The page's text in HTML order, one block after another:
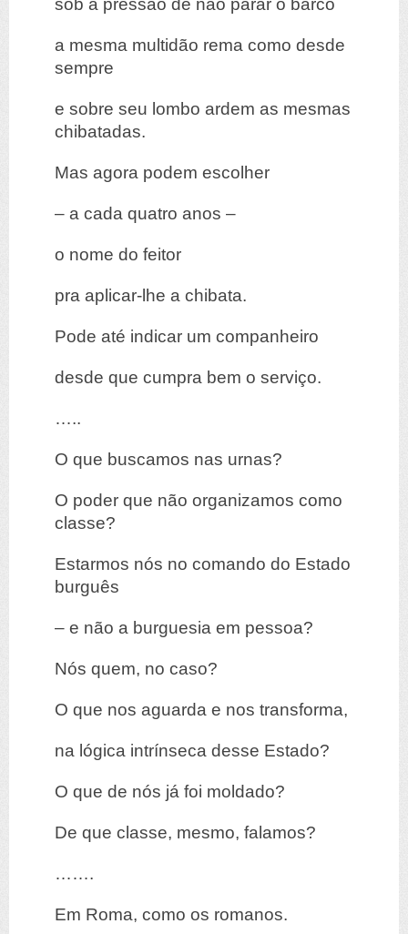
a mesma multidão rema como desde
sempre
e sobre seu lombo ardem as mesmas
chibatadas.
Mas agora podem escolher
– a cada quatro anos –
o nome do feitor
pra aplicar-lhe a chibata.
Pode até indicar um companheiro
desde que cumpra bem o serviço.
…..
O que buscamos nas urnas?
O poder que não organizamos como
classe?
Estarmos nós no comando do Estado
burguês
– e não a burguesia em pessoa?
Nós quem, no caso?
O que nos aguarda e nos transforma,
na lógica intrínseca desse Estado?
O que de nós já foi moldado?
De que classe, mesmo, falamos?
…….
Em Roma, como os romanos.